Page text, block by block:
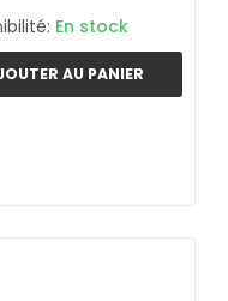
En stock
AU PANIER